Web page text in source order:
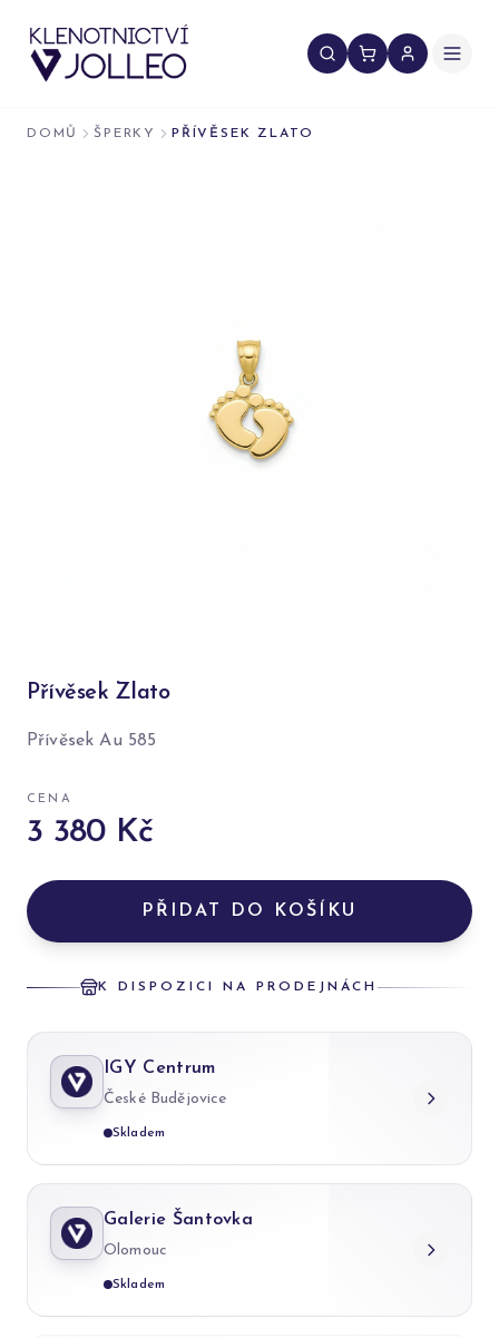
DOMŮ ŠPERKY PŘÍVĚSEK ZLATO
Přívěsek Zlato
Přívěsek Au 585
CENA
3 380 Kč
PŘIDAT DO KOŠÍKU
K DISPOZICI NA PRODEJNÁCH
IGY Centrum
České Budějovice
Skladem
Galerie Šantovka
Olomouc
Skladem